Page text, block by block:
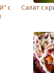
с
Салат с